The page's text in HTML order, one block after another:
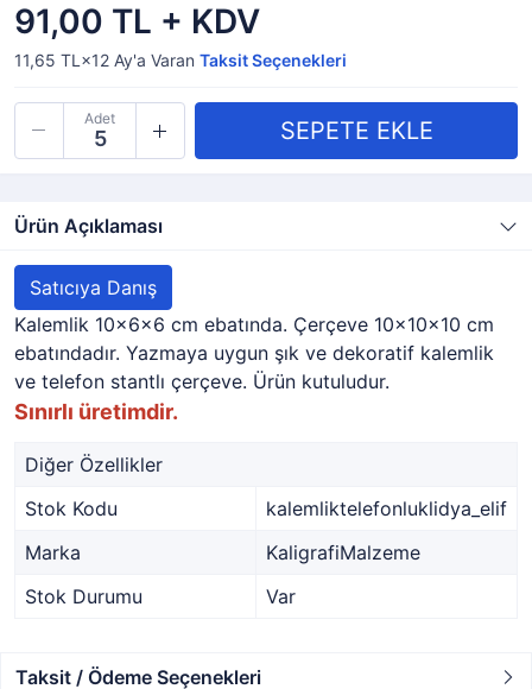
91,00 TL + KDV
11,65 TL×12 Ay'a Varan Taksit Seçenekleri
Adet
Ürün Açıklaması
Satıcıya Danış
Kalemlik 10x6x6 cm ebatında. Çerçeve 10x10x10 cm
ebatındadır. Yazmaya uygun şık ve dekoratif kalemlik
ve telefon stantlı çerçeve. Ürün kutuludur.
Sınırlı üretimdir.
Diğer Özellikler
Stok Kodu
kalemliktelefonluklidya_elif
Marka
KaligrafiMalzeme
Stok Durumu
Var
Taksit / Ödeme Seçenekleri